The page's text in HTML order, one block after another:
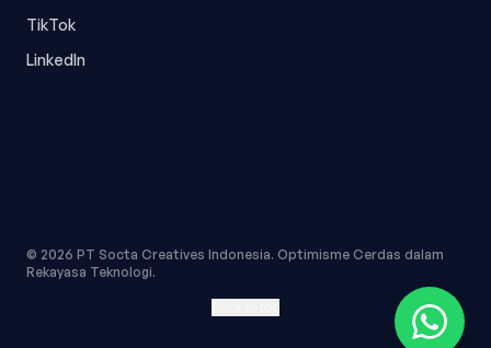
TikTok
LinkedIn
© 2026 PT Socta Creatives Indonesia. Optimisme Cerdas dalam
Rekayasa Teknologi.